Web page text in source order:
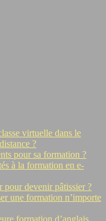
virtuelle dans le
?
pour sa formation ?
à la formation en e-
devenir pâtissier ?
une formation n’importe